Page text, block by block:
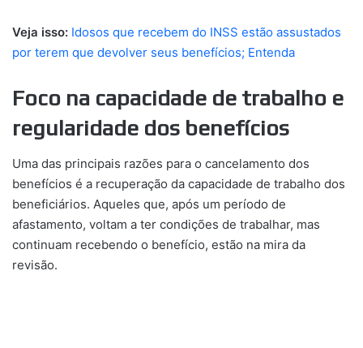
Veja isso: Idosos que recebem do INSS estão assustados
por terem que devolver seus benefícios; Entenda
Foco na capacidade de trabalho e
regularidade dos benefícios
Uma das principais razões para o cancelamento dos
benefícios é a recuperação da capacidade de trabalho dos
beneficiários. Aqueles que, após um período de
afastamento, voltam a ter condições de trabalhar, mas
continuam recebendo o benefício, estão na mira da
revisão.